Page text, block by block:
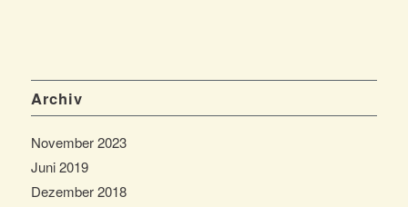
Archiv
November 2023
Juni 2019
Dezember 2018